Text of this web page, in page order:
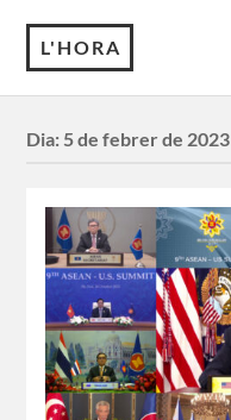
L'HORA
Dia: 5 de febrer de 2023